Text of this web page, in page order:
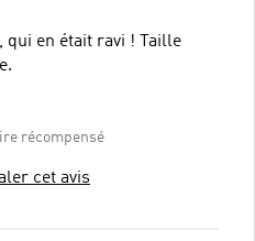
qui en était ravi ! Taille
récompensé
cet avis